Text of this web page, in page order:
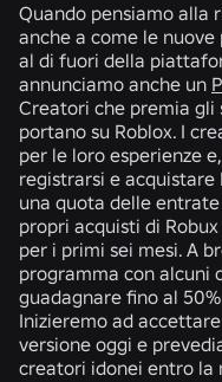
Quando pensiamo alla
anche a come le
al di fuori della
annunciamo anche un
Creatori che premia gli
portano su Roblox. I
per le loro esperienze
registrarsi e acquistare
una quota delle
propri acquisti di
per i primi sei mesi. A
programma con alcuni
guadagnare fino al
Inizieremo ad
versione oggi e
creatori idonei entro la